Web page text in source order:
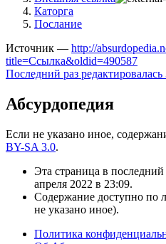
Каторга
Послание
Источник — http://
title=Ссылка&oldid=490587
Последний раз
Абсурдопедия
Если не указано иное,
BY-SA 3.0.
Эта страница в
апреля 2022 в 23:09.
Содержание доступно по
не указано иное).
Политика